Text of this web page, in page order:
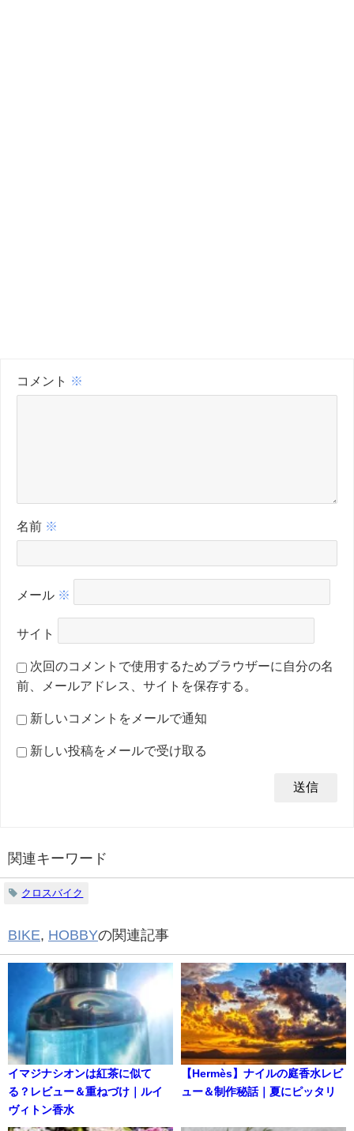
コメント ※
名前 ※
メール ※
サイト
次回のコメントで使用するためブラウザーに自分の名
前、メールアドレス、サイトを保存する。
新しいコメントをメールで通知
新しい投稿をメールで受け取る
関連キーワード
クロスバイク
BIKE, HOBBYの関連記事
イマジナシオンは紅茶に似て
る？レビュー＆重ねづけ｜ルイ
ヴィトン香水
【Hermès】ナイルの庭香水レビ
ュー＆制作秘話｜夏にピッタリ